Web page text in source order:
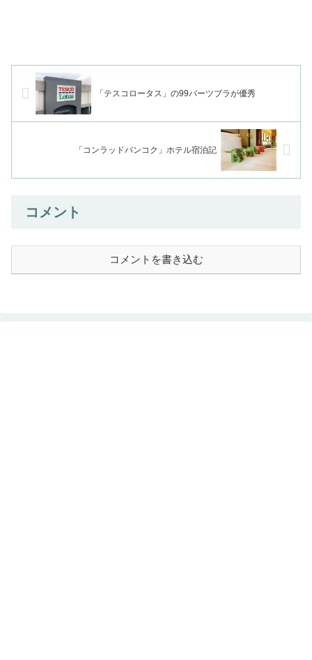
「テスコロータス」の99バーツブラが優秀
「コンラッドバンコク」ホテル宿泊記
コメント
コメントを書き込む